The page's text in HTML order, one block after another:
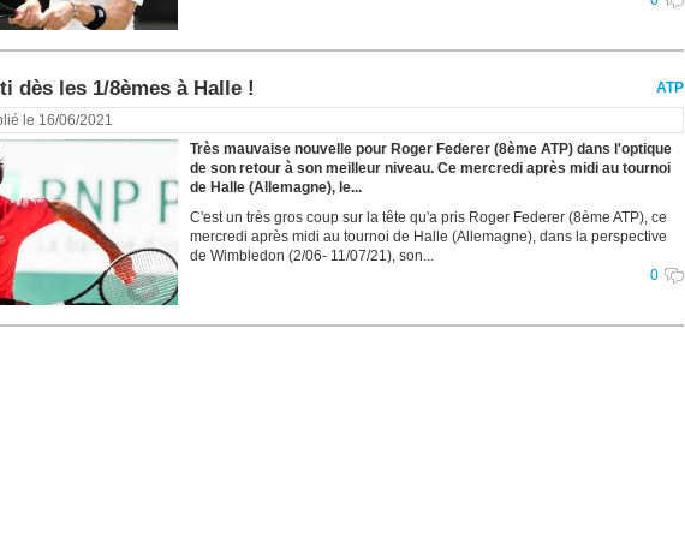
dès les 1/8èmes à Halle !
ATP
le 16/06/2021
Très mauvaise nouvelle pour Roger Federer (8ème ATP) dans l'optique
de son retour à son meilleur niveau. Ce mercredi après midi au tournoi
de Halle (Allemagne), le...
C'est un très gros coup sur la tête qu'a pris Roger Federer (8ème ATP), ce
mercredi après midi au tournoi de Halle (Allemagne), dans la perspective
de Wimbledon (2/06- 11/07/21), son...
0